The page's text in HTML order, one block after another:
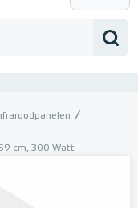
€ 0,00
AANVRAGEN
cm, 300 Watt